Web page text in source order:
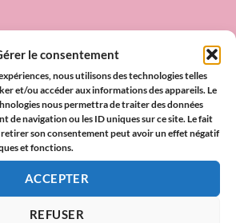
le consentement
nous utilisons des technologies telles
et/ou accéder aux informations des appareils. Le
nous permettra de traiter des données
de navigation ou les ID uniques sur ce site. Le fait
retirer son consentement peut avoir un effet négatif
et fonctions.
ACCEPTER
REFUSER
: origine, traditions & paroles
des Marches des Fiertés en
Fiertés 2025 : Deux Tote Bags Arc-en-